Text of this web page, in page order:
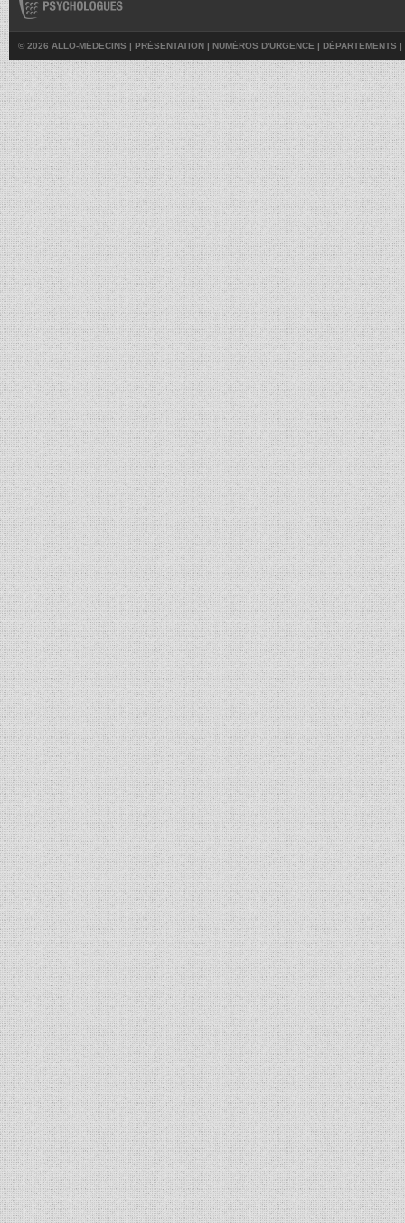
© 2026 ALLO-MÉDECINS | PRÉSENTATION | NUMÉROS D'URGENCE | DÉPARTEMENTS |